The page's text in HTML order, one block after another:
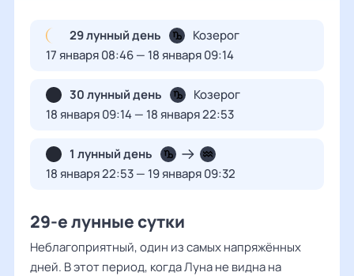
29 лунный день
Козерог
17 января 08:46 — 18 января 09:14
30 лунный день
Козерог
18 января 09:14 — 18 января 22:53
1 лунный день
18 января 22:53 — 19 января 09:32
29-е лунные сутки
Неблагоприятный, один из самых напряжённых
дней. В этот период, когда Луна не видна на